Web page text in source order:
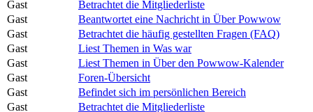
Gast
Betrachtet die Mitgliederliste
Gast
Beantwortet eine Nachricht in Über Powwow
Gast
Betrachtet die häufig gestellten Fragen (FAQ)
Gast
Liest Themen in Was war
Gast
Liest Themen in Über den Powwow-Kalender
Gast
Foren-Übersicht
Gast
Befindet sich im persönlichen Bereich
Gast
Betrachtet die Mitgliederliste